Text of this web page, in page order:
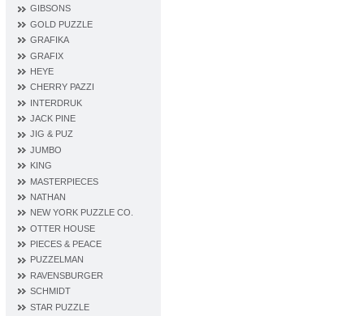
GIBSONS
GOLD PUZZLE
GRAFIKA
GRAFIX
HEYE
CHERRY PAZZI
INTERDRUK
JACK PINE
JIG & PUZ
JUMBO
KING
MASTERPIECES
NATHAN
NEW YORK PUZZLE CO.
OTTER HOUSE
PIECES & PEACE
PUZZELMAN
RAVENSBURGER
SCHMIDT
STAR PUZZLE